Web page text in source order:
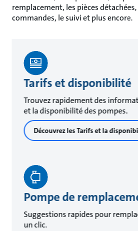
remplacement, les pièces
commandes, le suivi et plus encore.
Tarifs et disponibilité
Trouvez rapidement des
et la disponibilité des pompes.
Découvrez les Tarifs et la
Pompe de
Suggestions rapides pour
un clic.